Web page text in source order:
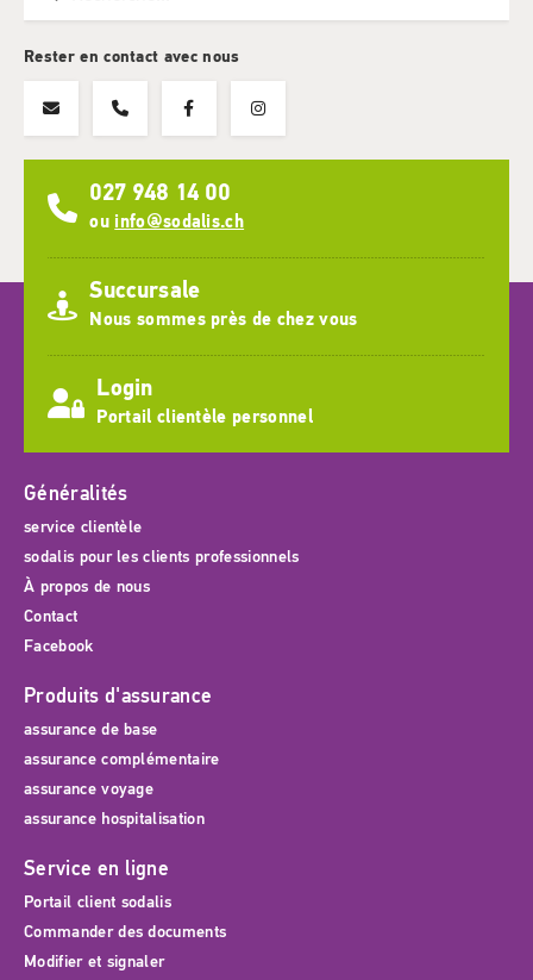
Rester en contact avec nous
027 948 14 00
ou info@sodalis.ch
Succursale
Nous sommes près de chez vous
Login
Portail clientèle personnel
Généralités
service clientèle
sodalis pour les clients professionnels
À propos de nous
Contact
Facebook
Produits d'assurance
assurance de base
assurance complémentaire
assurance voyage
assurance hospitalisation
Service en ligne
Portail client sodalis
Commander des documents
Modifier et signaler